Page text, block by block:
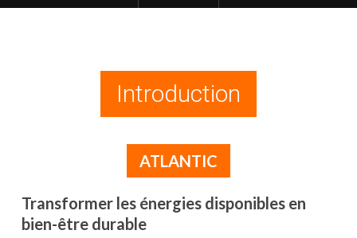
Introduction
ATLANTIC
Transformer les énergies disponibles en
bien-être durable